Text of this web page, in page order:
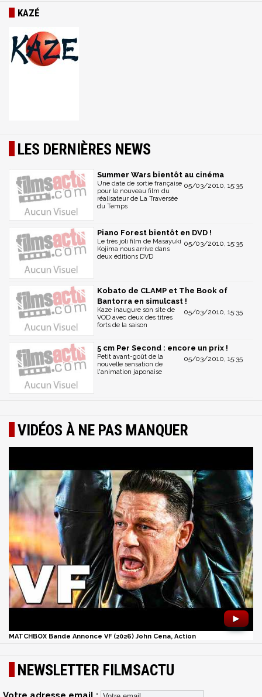
KAZÉ
LES DERNIÈRES NEWS
Summer Wars bientôt au cinéma
05/03/2010, 15:35
Une date de sortie française
pour le nouveau film du
réalisateur de La Traversée
du Temps
Piano Forest bientôt en DVD !
05/03/2010, 15:35
Le très joli film de Masayuki
Kojima nous arrive dans
deux éditions DVD
Kobato de CLAMP et The Book of
Bantorra en simulcast !
05/03/2010, 15:35
Kaze inaugure son site de
VOD avec deux des titres
forts de la saison
5 cm Per Second : encore un prix !
05/03/2010, 15:35
Petit avant-goût de la
nouvelle sensation de
l'animation japonaise
VIDÉOS À NE PAS MANQUER
►
MATCHBOX Bande Annonce VF (2026) John Cena, Action
NEWSLETTER FILMSACTU